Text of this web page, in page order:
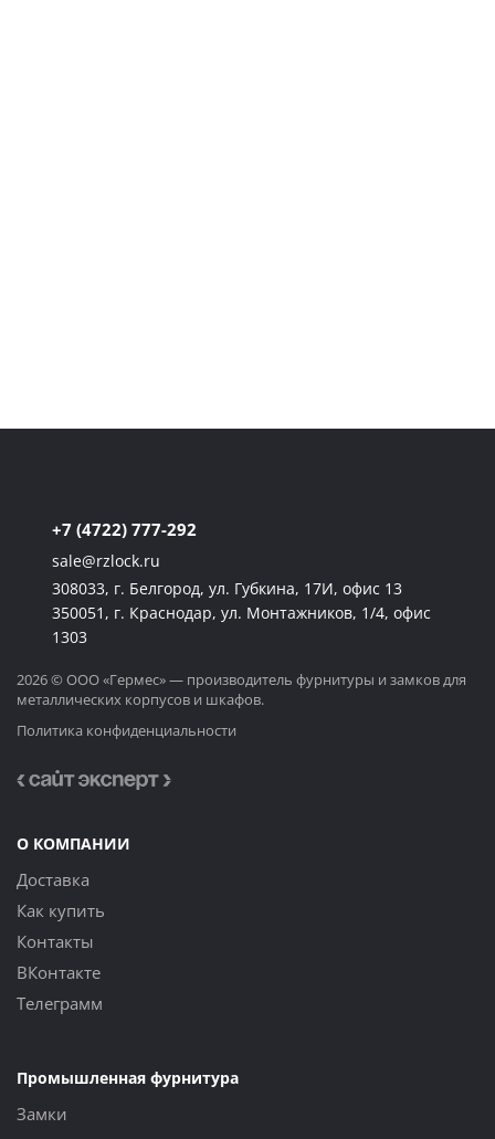
+7 (4722) 777-292
sale@rzlock.ru
308033, г. Белгород, ул. Губкина, 17И, офис 13
350051, г. Краснодар, ул. Монтажников, 1/4, офис
1303
2026 © ООО «Гермес» — производитель фурнитуры и замков для
металлических корпусов и шкафов.
Политика конфиденциальности
О КОМПАНИИ
Доставка
Как купить
Контакты
ВКонтакте
Телеграмм
Промышленная фурнитура
Замки